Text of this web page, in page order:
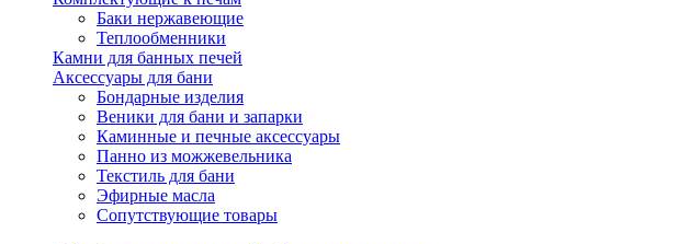
Баки нержавеющие
Теплообменники
Камни для банных печей
Аксессуары для бани
Бондарные изделия
Веники для бани и запарки
Каминные и печные аксессуары
Панно из можжевельника
Текстиль для бани
Эфирные масла
Сопутствующие товары